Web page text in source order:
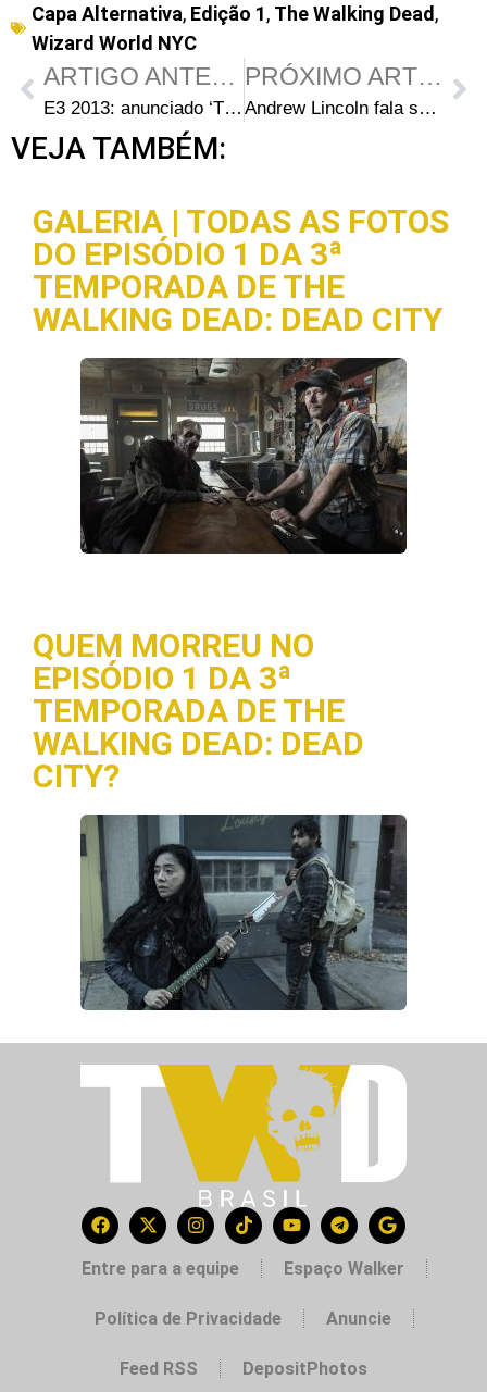
Capa Alternativa, Edição 1, The Walking Dead,
Wizard World NYC
ARTIGO ANTERIOR
E3 2013: anunciado ‘The Walking Dead: 400 Days’, assista ao primeiro trailer
PRÓXIMO ARTIGO
Andrew Lincoln fala sobre o desenvolvimento de Rick Grimes e seu medo de premiações
VEJA TAMBÉM:
GALERIA | TODAS AS FOTOS
DO EPISÓDIO 1 DA 3ª
TEMPORADA DE THE
WALKING DEAD: DEAD CITY
QUEM MORREU NO
EPISÓDIO 1 DA 3ª
TEMPORADA DE THE
WALKING DEAD: DEAD
CITY?
Entre para a equipe Espaço Walker
Política de Privacidade Anuncie
Feed RSS DepositPhotos